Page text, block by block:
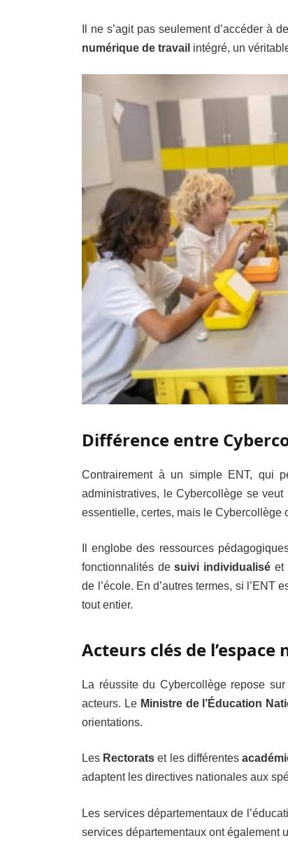
Il ne s’agit pas seulement d’accéder à
numérique de travail intégré, un
Différence entre
Contrairement à un simple ENT, qui
administratives, le Cybercollège se
essentielle, certes, mais le Cybercollège
Il englobe des ressources
fonctionnalités desuivi individualisé et
de l’école. En d’autres termes, si l’ENT
tout entier.
Acteurs clés de
La réussite du Cybercollège repose
acteurs. Le Ministre de l’Éducation
orientations.
Les Rectorats et les différentes
adaptent les directives nationales aux
Les services départementaux de
services départementaux ont également